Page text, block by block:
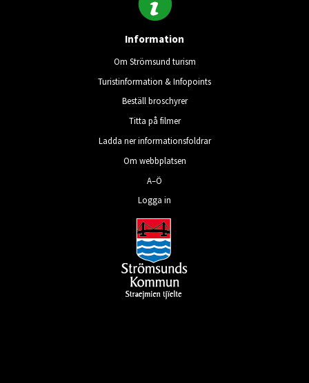
Information
Om Strömsund turism
Turistinformation & Infopoints
Beställ broschyrer
Titta på filmer
Ladda ner informationsfoldrar
Om webbplatsen
A–Ö
Logga in